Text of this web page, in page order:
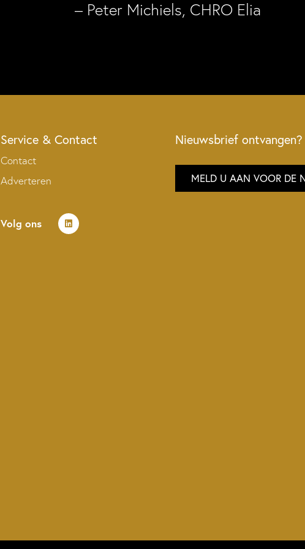
– Peter Michiels, CHRO Elia
Service & Contact
Contact
Adverteren
Volg ons
Nieuwsbrief ontvangen?
MELD U AAN VOOR DE